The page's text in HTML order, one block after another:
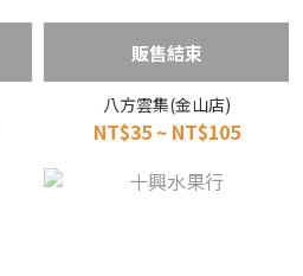
販售結束
八方雲集(金山店)
NT$35 ~ NT$105